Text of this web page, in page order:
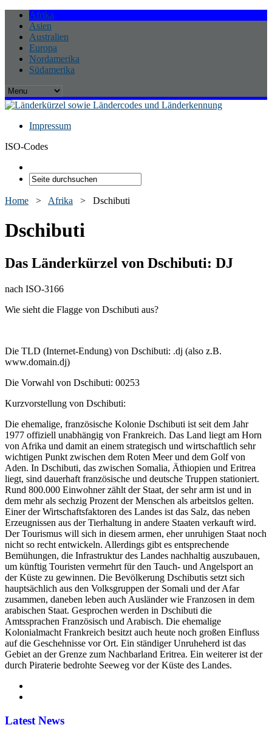
Afrika
Asien
Australien
Europa
Nordamerika
Südamerika
Impressum
ISO-Codes
Home > Afrika > Dschibuti
Dschibuti
Das Länderkürzel von Dschibuti: DJ
nach ISO-3166
Wie sieht die Flagge von Dschibuti aus?
Die TLD (Internet-Endung) von Dschibuti: .dj (also z.B.
www.domain.dj)
Die Vorwahl von Dschibuti: 00253
Kurzvorstellung von Dschibuti:
Die ehemalige, französische Kolonie Dschibuti ist seit dem Jahr
1977 offiziell unabhängig von Frankreich. Das Land liegt am Horn
von Afrika und damit an einem strategisch und wirtschaftlich sehr
wichtigen Punkt zwischen dem Roten Meer und dem Golf von
Aden. In Dschibuti, das zwischen Somalia, Äthiopien und Eritrea
liegt, sind dauerhaft französische und deutsche Truppen stationiert.
Rund 800.000 Einwohner zählt der Staat, der sehr arm ist und in
dem mehr als sechzig Prozent der Menschen als arbeitslos gelten.
Einer der Wirtschaftsfaktoren des Landes ist das Salz, das neben
Erzeugnissen aus der Tierhaltung in andere Staaten verkauft wird.
Der Tourismus will sich in diesem armen, eher unruhigen Staat noch
nicht so recht entwickeln. Allerdings gibt es entsprechende
Bemühungen, die Infrastruktur des Landes nachhaltig auszubauen,
um künftig Touristen vermehrt für den Tauch- und Angelsport an
der Küste zu gewinnen. Die Bevölkerung Dschibutis setzt sich
hauptsächlich aus den Volksgruppen der Somali und der Afar
zusammen, daneben leben auch Ausländer wie Franzosen in dem
arabischen Staat. Gesprochen werden in Dschibuti die
Amtssprachen Französisch und Arabisch. Die ehemalige
Kolonialmacht Frankreich besitzt auch heute noch großen Einfluss
auf die Geschehnisse vor Ort. Ein ständiger Unruheherd ist das
Gebiet an der Grenze zum Nachbarland Eritrea. Ein weiterer ist der
durch Piraterie bedrohte Seeweg vor der Küste des Landes.
Latest News